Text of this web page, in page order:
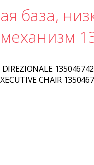
база,
DIREZIONALE 135046742
CHAIR